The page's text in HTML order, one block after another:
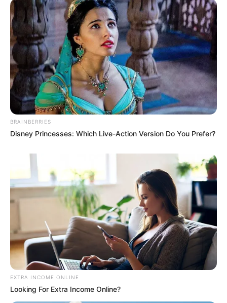
BRAINBERRIES
Disney Princesses: Which Live-Action Version Do You Prefer?
EXTRA INCOME ONLINE
Looking For Extra Income Online?